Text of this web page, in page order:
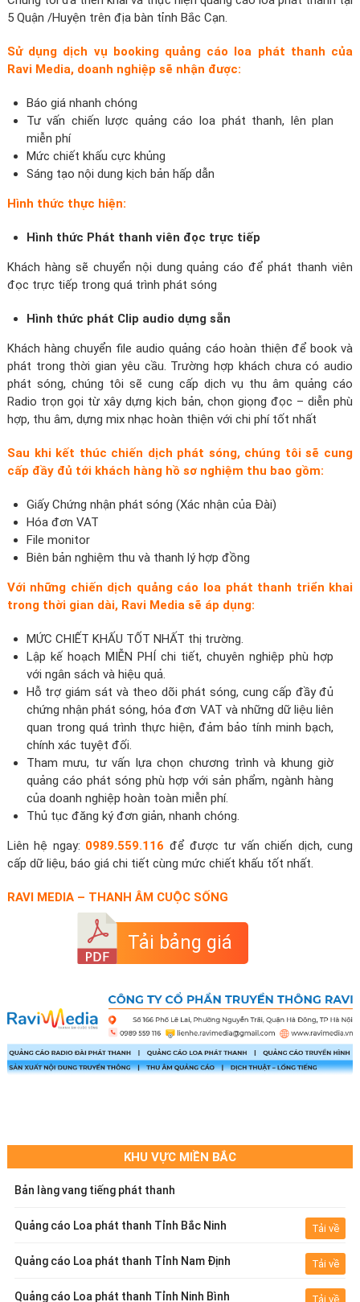
5 Quận /Huyện trên địa bàn tỉnh Bắc Cạn.
Sử dụng dịch vụ booking quảng cáo loa phát thanh của
Ravi Media, doanh nghiệp sẽ nhận được:
Báo giá nhanh chóng
Tư vấn chiến lược quảng cáo loa phát thanh, lên plan
miễn phí
Mức chiết khấu cực khủng
Sáng tạo nội dung kịch bản hấp dẫn
Hình thức thực hiện:
Hình thức Phát thanh viên đọc trực tiếp
Khách hàng sẽ chuyển nội dung quảng cáo để phát thanh viên
đọc trực tiếp trong quá trình phát sóng
Hình thức phát Clip audio dựng sẵn
Khách hàng chuyển file audio quảng cáo hoàn thiện để book và
phát trong thời gian yêu cầu. Trường hợp khách chưa có audio
phát sóng, chúng tôi sẽ cung cấp dịch vụ thu âm quảng cáo
Radio trọn gọi từ xây dựng kịch bản, chọn giọng đọc – diễn phù
hợp, thu âm, dựng mix nhạc hoàn thiện với chi phí tốt nhất
Sau khi kết thúc chiến dịch phát sóng, chúng tôi sẽ cung
cấp đầy đủ tới khách hàng hồ sơ nghiệm thu bao gồm:
Giấy Chứng nhận phát sóng (Xác nhận của Đài)
Hóa đơn VAT
File monitor
Biên bản nghiệm thu và thanh lý hợp đồng
Với những chiến dịch quảng cáo loa phát thanh triển khai
trong thời gian dài, Ravi Media sẽ áp dụng:
MỨC CHIẾT KHẤU TỐT NHẤT thị trường.
Lập kế hoạch MIỄN PHÍ chi tiết, chuyên nghiệp phù hợp
với ngân sách và hiệu quả.
Hỗ trợ giám sát và theo dõi phát sóng, cung cấp đầy đủ
chứng nhận phát sóng, hóa đơn VAT và những dữ liệu liên
quan trong quá trình thực hiện, đảm bảo tính minh bạch,
chính xác tuyệt đối.
Tham mưu, tư vấn lựa chọn chương trình và khung giờ
quảng cáo phát sóng phù hợp với sản phẩm, ngành hàng
của doanh nghiệp hoàn toàn miễn phí.
Thủ tục đăng ký đơn giản, nhanh chóng.
Liên hệ ngay: 0989.559.116 để được tư vấn chiến dịch, cung
cấp dữ liệu, báo giá chi tiết cùng mức chiết khấu tốt nhất.
RAVI MEDIA – THANH ÂM CUỘC SỐNG
Tải bảng giá
KHU VỰC MIỀN BẮC
Bản làng vang tiếng phát thanh
Quảng cáo Loa phát thanh Tỉnh Bắc Ninh Tải về
Quảng cáo Loa phát thanh Tỉnh Nam Định Tải về
Quảng cáo Loa phát thanh Tỉnh Ninh Bình Tải về